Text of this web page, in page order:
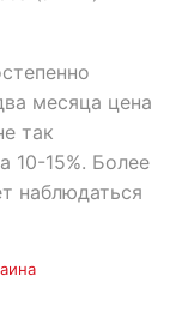
месяца цена
так
10-15%. Более
наблюдаться